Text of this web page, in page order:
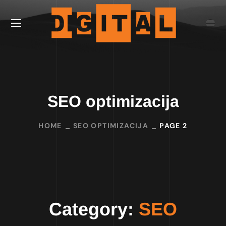
SEO optimizacija
HOME SEO OPTIMIZACIJA PAGE 2
Category: SEO